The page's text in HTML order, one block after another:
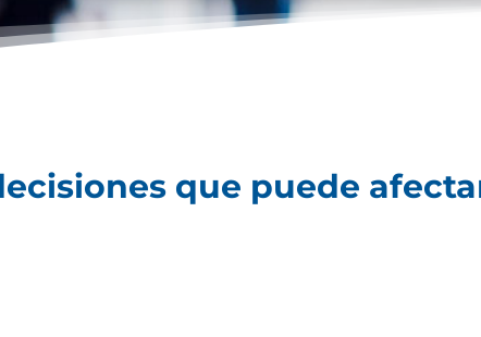
que puede